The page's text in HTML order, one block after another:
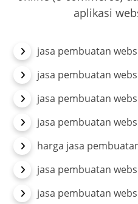
aplikasi
jasa pembuatan
jasa pembuatan
jasa pembuatan
jasa pembuatan
harga jasa
jasa pembuatan
jasa pembuatan